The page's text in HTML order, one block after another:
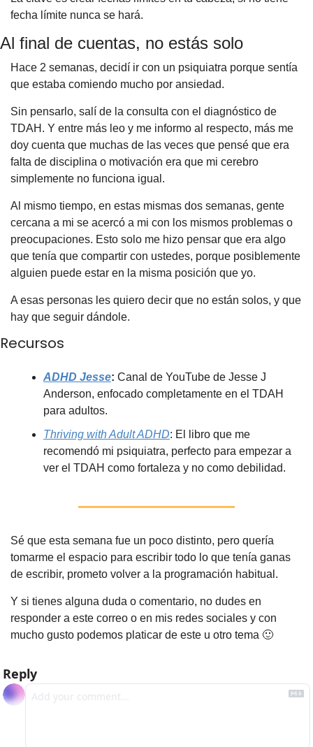
fecha límite nunca se hará.
Al final de cuentas, no estás solo
Hace 2 semanas, decidí ir con un psiquiatra porque sentía
que estaba comiendo mucho por ansiedad.
Sin pensarlo, salí de la consulta con el diagnóstico de
TDAH. Y entre más leo y me informo al respecto, más me
doy cuenta que muchas de las veces que pensé que era
falta de disciplina o motivación era que mi cerebro
simplemente no funciona igual.
Al mismo tiempo, en estas mismas dos semanas, gente
cercana a mi se acercó a mi con los mismos problemas o
preocupaciones. Esto solo me hizo pensar que era algo
que tenía que compartir con ustedes, porque posiblemente
alguien puede estar en la misma posición que yo.
A esas personas les quiero decir que no están solos, y que
hay que seguir dándole.
Recursos
ADHD Jesse: Canal de YouTube de Jesse J
Anderson, enfocado completamente en el TDAH
para adultos.
Thriving with Adult ADHD: El libro que me
recomendó mi psiquiatra, perfecto para empezar a
ver el TDAH como fortaleza y no como debilidad.
Sé que esta semana fue un poco distinto, pero quería
tomarme el espacio para escribir todo lo que tenía ganas
de escribir, prometo volver a la programación habitual.
Y si tienes alguna duda o comentario, no dudes en
responder a este correo o en mis redes sociales y con
mucho gusto podemos platicar de este u otro tema 🙂
Reply